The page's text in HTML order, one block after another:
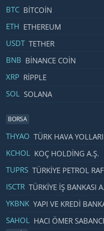
İsim FiyatDeğişim
BTC BITCOIN
ETH ETHEREUM
USDT TETHER
BNB BINANCE COIN
XRP RIPPLE
SOL SOLANA
BORSA
İsimFiyatDeğişim
THYAO
KCHOL KOÇ HOLDING A.Ş.
TUPRS
ISCTR
YKBNK
SAHOL